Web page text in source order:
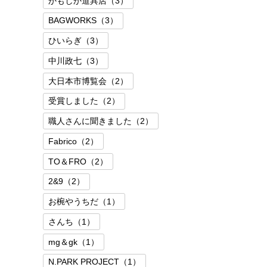
BAGWORKS（3）
ひいらぎ（3）
中川政七（3）
大日本市博覧会（2）
受賞しました（2）
職人さんに聞きました（2）
Fabrico（2）
TO＆FRO（2）
2&9（2）
お椀やうちだ（1）
さんち（1）
mg＆gk（1）
N.PARK PROJECT（1）